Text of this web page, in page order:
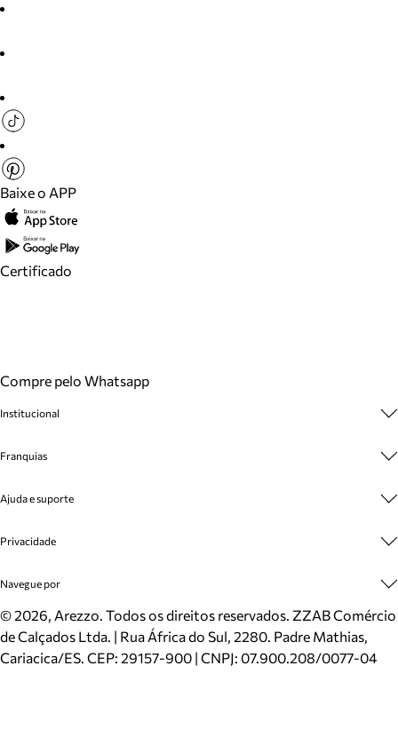
Baixe o APP
Certificado
Compre pelo Whatsapp
Institucional
Cashback
Venda Corporativa
Mapa do Site
Inverno
Mundo Arezzo
Franquias
Plano de Negócio
Ajuda e suporte
Cadastro
Meus Pedidos
Trocas e Devoluções
Cartão Presente
Localizador de lojas
Privacidade
Politica e Privacidade
Navegue por
Sapatos
Bolsas
Scarpins
©2026, Arezzo. Todos os direitos reservados. ZZAB Comércio
de Calçados Ltda. | Rua África do Sul, 2280. Padre Mathias,
Cariacica/ES. CEP: 29157-900 | CNPJ: 07.900.208/0077-04